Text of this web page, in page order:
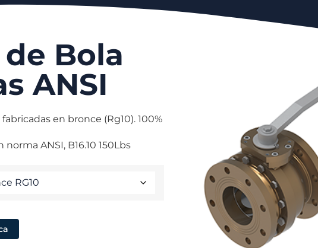
Bola
ANSI
en bronce (Rg10). 100%
ANSI, B16.10 150Lbs